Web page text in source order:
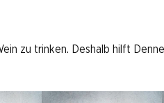
zu trinken. Deshalb hilft